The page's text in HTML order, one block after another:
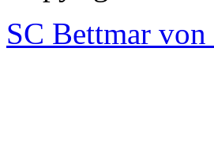
SC Bettmar von